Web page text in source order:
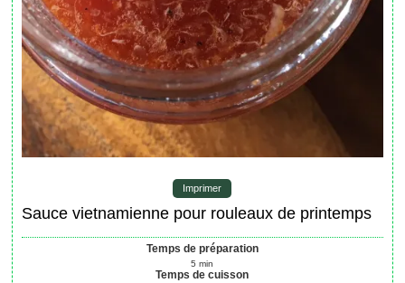
Imprimer
Sauce vietnamienne pour rouleaux de printemps
Temps de préparation
5 min
Temps de cuisson